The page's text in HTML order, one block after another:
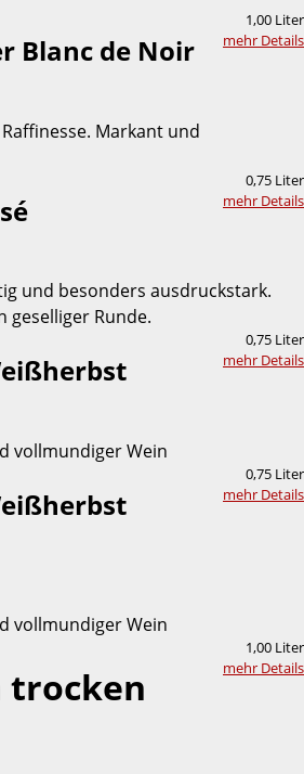
1,00 Liter
mehr Details
Blanc de Noir
Markant und
0,75 Liter
mehr Details
und besonders ausdruckstark.
geselliger Runde.
0,75 Liter
mehr Details
vollmundiger Wein
0,75 Liter
mehr Details
vollmundiger Wein
1,00 Liter
mehr Details
trocken